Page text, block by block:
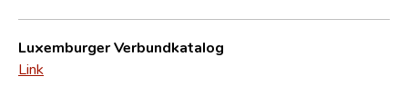
Luxemburger Verbundkatalog
Link